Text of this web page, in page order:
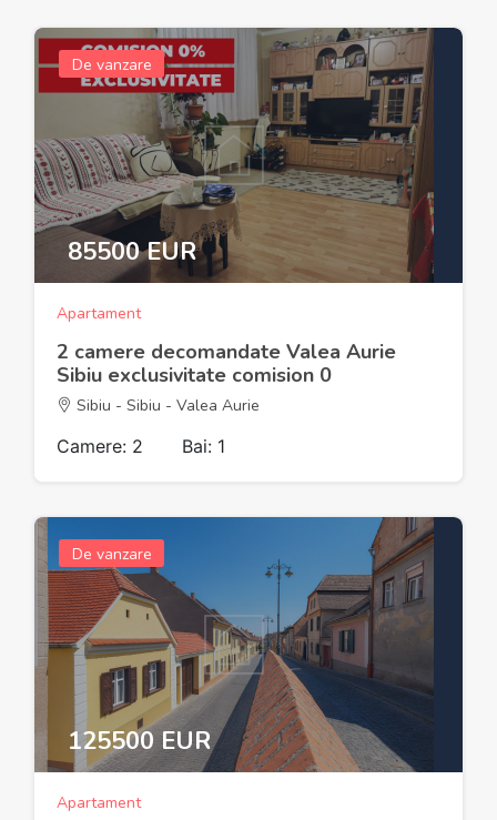
De vanzare
85500 EUR
Apartament
2 camere decomandate Valea Aurie
Sibiu exclusivitate comision 0
Sibiu - Sibiu - Valea Aurie
Camere: 2 Bai: 1
De vanzare
125500 EUR
Apartament